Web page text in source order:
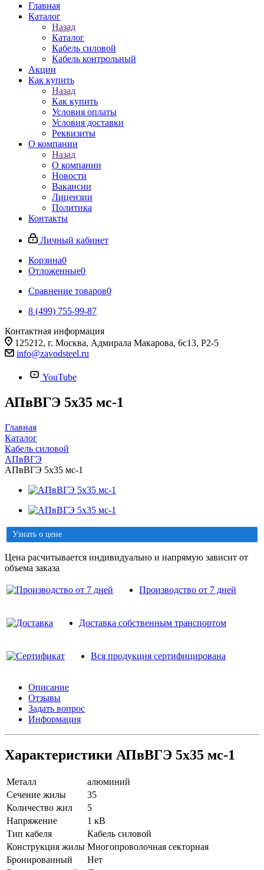
Главная
Каталог
Назад
Каталог
Кабель силовой
Кабель контрольный
Акции
Как купить
Назад
Как купить
Условия оплаты
Условия доставки
Реквизиты
О компании
Назад
О компании
Новости
Вакансии
Лицензии
Политика
Контакты
Личный кабинет
Корзина0
Отложенные0
Сравнение товаров0
8 (499) 755-99-87
Контактная информация
125212, г. Москва, Адмирала Макарова, 6с13, Р2-5
info@zavodsteel.ru
YouTube
АПвВГЭ 5х35 мс-1
Главная
Каталог
Кабель силовой
АПвВГЭ
АПвВГЭ 5х35 мс-1
Узнать о цене
Цена расчитывается индивидуально и напрямую зависит от
объема заказа
Производство от 7 дней
Доставка собственным транспортом
Вся продукция сертифицирована
Описание
Отзывы
Задать вопрос
Информация
Характеристики АПвВГЭ 5х35 мс-1
Металл
алюминий
Сечение жилы
35
Количество жил
5
Напряжение
1 кВ
Тип кабеля
Кабель силовой
Конструкция жилы Многопроволочная секторная
Бронированный
Нет